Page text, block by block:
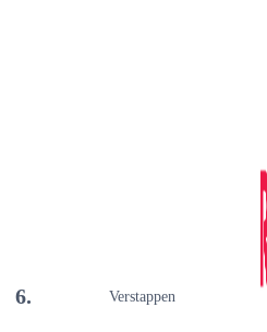
6. Verstappen